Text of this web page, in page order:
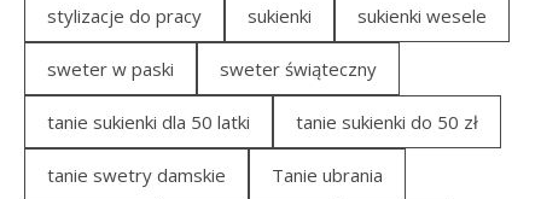
stylizacje do pracy sukienki sukienki wesele
sweter w paski sweter świąteczny
tanie sukienki dla 50 latki tanie sukienki do 50 zł
tanie swetry damskie Tanie ubrania